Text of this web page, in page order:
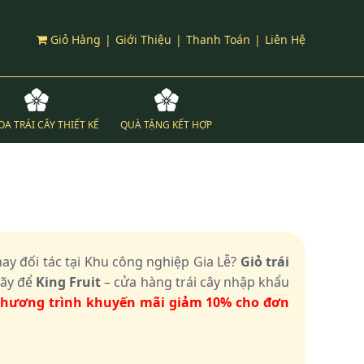
Giỏ Hàng | Giới Thiệu | Thanh Toán | Liên Hệ
TRÁI CÂY THIẾT KẾ QUÀ TẶNG KẾT HỢP
đối tác tại Khu công nghiệp Gia Lễ? Giỏ trái
để King Fruit– cửa hàng trái cây nhập khẩu
trình khuyến mãi giảm 10% cho đơn